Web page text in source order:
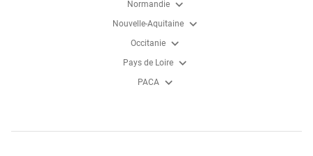
Normandie expand_more
Nouvelle-Aquitaine expand_more
Occitanie expand_more
Pays de Loire expand_more
PACA expand_more